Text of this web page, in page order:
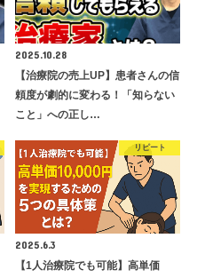
2025.10.28
【治療院の売上UP】患者さんの信
頼度が劇的に変わる！「知らない
こと」への正し…
リピート
2025.6.3
【1人治療院でも可能】高単価